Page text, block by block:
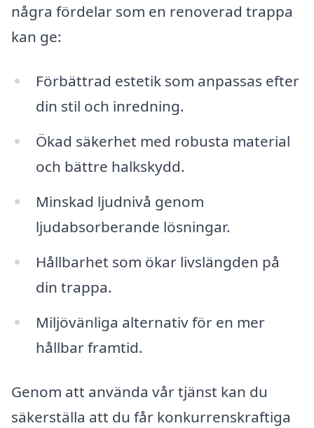
några fördelar som en renoverad trappa
kan ge:
Förbättrad estetik som anpassas efter
din stil och inredning.
Ökad säkerhet med robusta material
och bättre halkskydd.
Minskad ljudnivå genom
ljudabsorberande lösningar.
Hållbarhet som ökar livslängden på
din trappa.
Miljövänliga alternativ för en mer
hållbar framtid.
Genom att använda vår tjänst kan du
säkerställa att du får konkurrenskraftiga